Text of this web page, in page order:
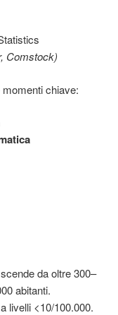
Comstock)
chiave:
da oltre 300–
abitanti.
livelli <10/100.000.